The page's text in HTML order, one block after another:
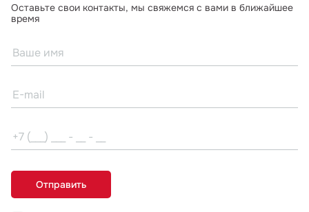
Оставьте свои контакты, мы свяжемся с вами в ближайшее
время